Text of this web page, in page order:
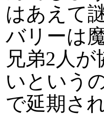
はあえて
バリーは
兄弟2人
いという
で延期さ